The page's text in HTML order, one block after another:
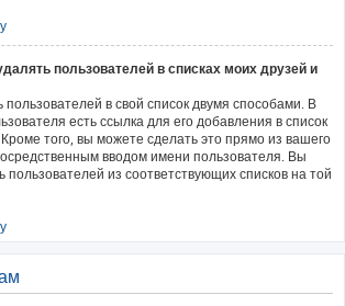
пользователей в списках моих друзей и
в свой список двумя способами. В
есть ссылка для его добавления в список
того, вы можете сделать это прямо из вашего
вводом имени пользователя. Вы
пользователей из соответствующих списков на той